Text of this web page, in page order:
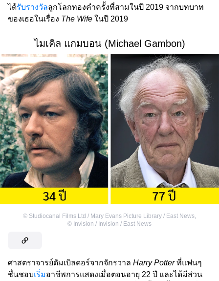
ได้รับรางวัลลูกโลกทองคำครั้งที่สามในปี 2019 จากบทบาท
ของเธอในเรื่อง The Wife ในปี 2019
ไมเคิล แกมบอน (Michael Gambon)
© Studiocanal Films Ltd / Mary Evans Picture Library / East News
© Invision / Invision / East News
ศาสตราจารย์ดัมเบิลดอร์จากจักรวาล Harry Potterที่แฟนๆ
ชื่นชอบเริ่มอาชีพการแสดงเมื่อตอนอายุ 22 ปี และได้มีส่วน